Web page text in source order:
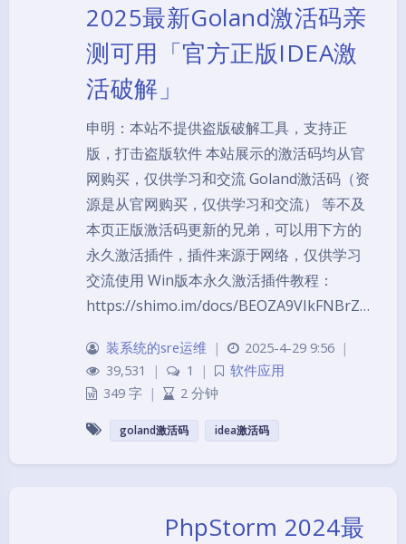
2025最新Goland激活码亲
测可用「官方正版IDEA激
活破解」
申明：本站不提供盗版破解工具，支持正
版，打击盗版软件 本站展示的激活码均从官
网购买，仅供学习和交流 Goland激活码（资
源是从官网购买，仅供学习和交流） 等不及
本页正版激活码更新的兄弟，可以用下方的
永久激活插件，插件来源于网络，仅供学习
交流使用 Win版本永久激活插件教程：
https://shimo.im/docs/BEOZA9VIkFNBrZ…
装系统的sre运维 | 2025-4-29 9:56 |
39,531
| 1 |
软件应用
349 字 | 2 分钟
goland激活码 idea激活码
PhpStorm 2024最